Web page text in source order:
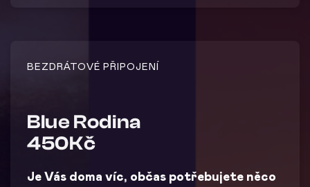
BEZDRÁTOVÉ PŘIPOJENÍ
Blue Rodina
450Kč
Je Vás doma víc, občas potřebujete něco